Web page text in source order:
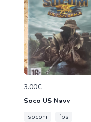
3.00€
Soco US Navy
socom fps